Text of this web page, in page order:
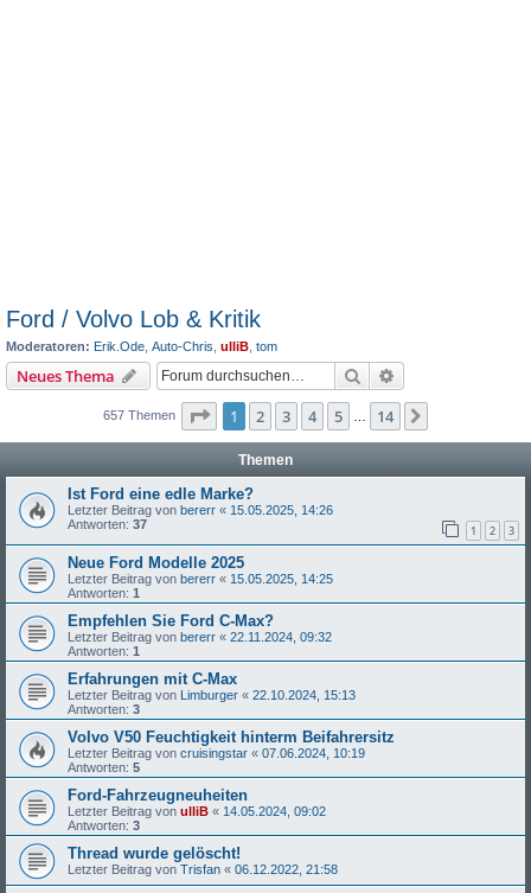
Ford / Volvo Lob & Kritik
Moderatoren: Erik.Ode Auto-Chris ulliB tom
Neues Thema Suche
657 Themen Seite 1von 14
1 2 3 4 5 14
Themen
Ist Ford eine edle Marke?
Letzter Beitrag von bererr « 15.05.2025, 14:26
Antworten: 37 1 2 3
Neue Ford Modelle 2025
Letzter Beitrag von bererr « 15.05.2025, 14:25
Antworten: 1
Empfehlen Sie Ford C-Max?
Letzter Beitrag von bererr « 22.11.2024, 09:32
Antworten: 1
Erfahrungen mit C-Max
Letzter Beitrag von Limburger « 22.10.2024, 15:13
Antworten: 3
Volvo V50 Feuchtigkeit hinterm Beifahrersitz
Letzter Beitrag von cruisingstar « 07.06.2024, 10:19
Antworten: 5
Ford-Fahrzeugneuheiten
Letzter Beitrag von ulliB « 14.05.2024, 09:02
Antworten: 3
Thread wurde gelöscht!
Letzter Beitrag von Trisfan « 06.12.2022, 21:58